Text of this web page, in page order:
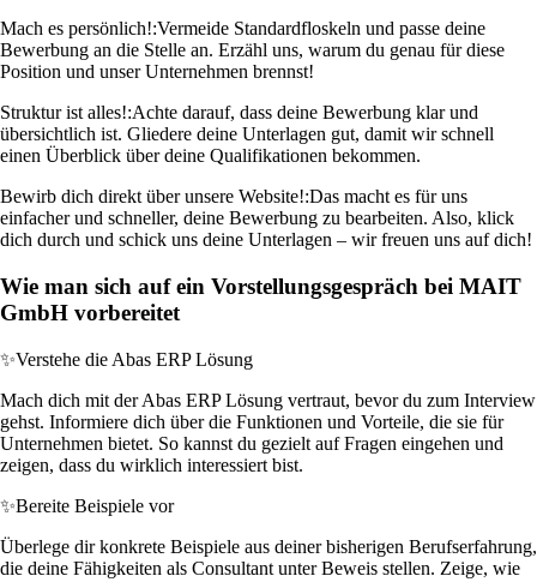
Mach es persönlich!:Vermeide Standardfloskeln und passe deine
Bewerbung an die Stelle an. Erzähl uns, warum du genau für diese
Position und unser Unternehmen brennst!
Struktur ist alles!:Achte darauf, dass deine Bewerbung klar und
übersichtlich ist. Gliedere deine Unterlagen gut, damit wir schnell
einen Überblick über deine Qualifikationen bekommen.
Bewirb dich direkt über unsere Website!:Das macht es für uns
einfacher und schneller, deine Bewerbung zu bearbeiten. Also, klick
dich durch und schick uns deine Unterlagen – wir freuen uns auf dich!
Wie man sich auf ein Vorstellungsgespräch bei MAIT
GmbH vorbereitet
✨Verstehe die Abas ERP Lösung
Mach dich mit der Abas ERP Lösung vertraut, bevor du zum Interview
gehst. Informiere dich über die Funktionen und Vorteile, die sie für
Unternehmen bietet. So kannst du gezielt auf Fragen eingehen und
zeigen, dass du wirklich interessiert bist.
✨Bereite Beispiele vor
Überlege dir konkrete Beispiele aus deiner bisherigen Berufserfahrung,
die deine Fähigkeiten als Consultant unter Beweis stellen. Zeige, wie